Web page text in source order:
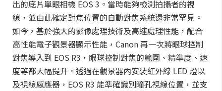
出的底片單眼相機 EOS 3。當時能夠檢測拍攝者的視
線，並由此確定對焦位置的自動對焦系統還非常罕見。
如今，基於強大的影像處理技術及高速處理性能，配合
高性能電子觀景器顯示性能，Canon 再一次將眼球控制
對焦導入到 EOS R3，眼球控制對焦的範圍、精準度、速
度等都大幅提升。透過在觀景器內安裝紅外線 LED 燈以
及視線感應器，EOS R3 能準確識別瞳孔視線位置，並支